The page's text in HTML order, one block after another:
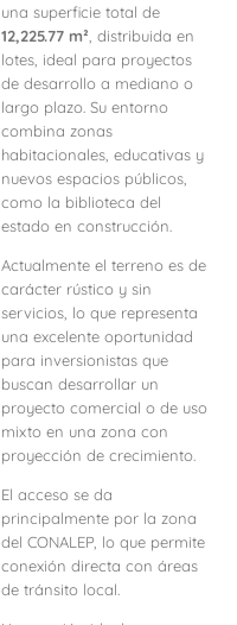
una superficie total de
12,225.77 m² , distribuida en
lotes, ideal para proyectos
de desarrollo a mediano o
largo plazo. Su entorno
combina zonas
habitacionales, educativas y
nuevos espacios públicos,
como la biblioteca del
estado en construcción.
Actualmente el terreno es de
carácter rústico y sin
servicios, lo que representa
una excelente oportunidad
para inversionistas que
buscan desarrollar un
proyecto comercial o de uso
mixto en una zona con
proyección de crecimiento.
El acceso se da
principalmente por la zona
del CONALEP, lo que permite
conexión directa con áreas
de tránsito local.